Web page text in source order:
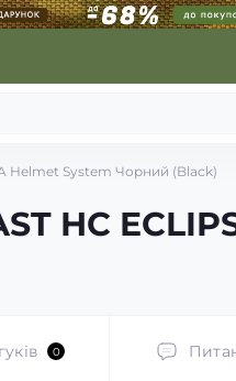
Helmet System Чорний (Black)
HC
0